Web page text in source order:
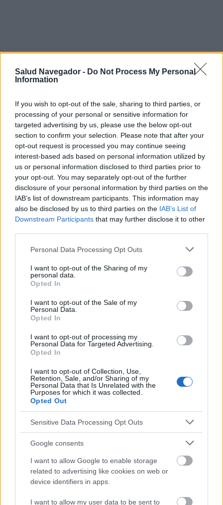
Salud Navegador - Do Not Process My Personal
Information
If you wish to opt-out of the sale, sharing to third parties, or
processing of your personal or sensitive information for
targeted advertising by us, please use the below opt-out
section to confirm your selection. Please note that after your
opt-out request is processed you may continue seeing
interest-based ads based on personal information utilized by
us or personal information disclosed to third parties prior to
your opt-out. You may separately opt-out of the further
disclosure of your personal information by third parties on the
IAB’s list of downstream participants. This information may
also be disclosed by us to third parties on the IAB’s List of
Downstream Participants that may further disclose it to other
Please note that this website/app uses one or more Google
not limited to your visit or usage behaviour. You may click to
grant or deny consent to Google and its third-party tags to
use your data for below specified purposes in below Google
consent section.
Personal Data Processing Opt Outs
I want to opt-out of the Sharing of my
personal data.
Opted In
I want to opt-out of the Sale of my
Personal Data.
Opted In
I want to opt-out of processing my
Personal Data for Targeted Advertising.
Opted In
I want to opt-out of Collection, Use,
Retention, Sale, and/or Sharing of my
Personal Data that Is Unrelated with the
Purposes for which it was collected.
Opted Out
Sensitive Data Processing Opt Outs
Google consents
I want to allow Google to enable storage
related to advertising like cookies on web or
device identifiers in apps.
I want to allow my user data to be sent to
RECOMENDAMOS CONTENIDO DE CATEGORÍA
ENFERMEDAD DE ALZHEIMER
Demencia en la enfermedad de Alzheimer
Publicidad: